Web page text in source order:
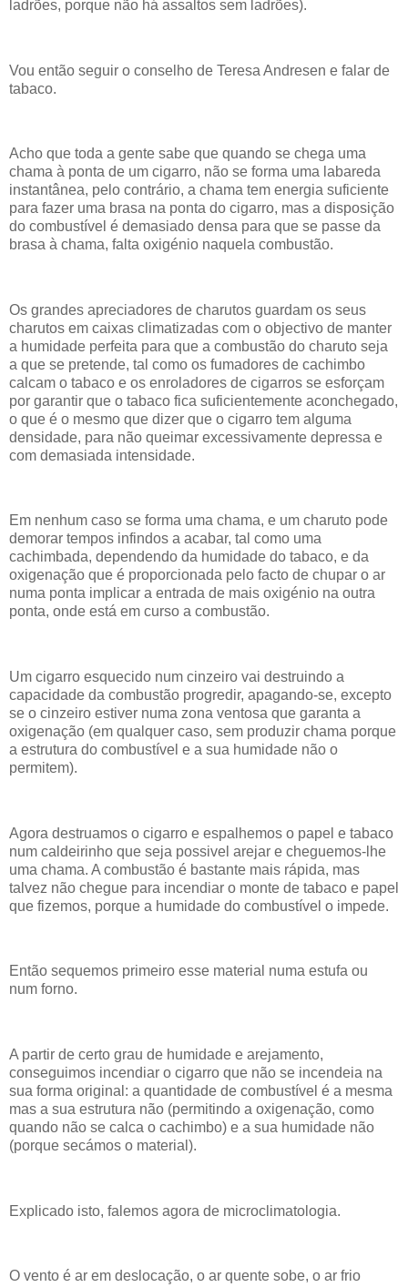
ladrões, porque não há assaltos sem ladrões).
Vou então seguir o conselho de Teresa Andresen e falar de
tabaco.
Acho que toda a gente sabe que quando se chega uma
chama à ponta de um cigarro, não se forma uma labareda
instantânea, pelo contrário, a chama tem energia suficiente
para fazer uma brasa na ponta do cigarro, mas a disposição
do combustível é demasiado densa para que se passe da
brasa à chama, falta oxigénio naquela combustão.
Os grandes apreciadores de charutos guardam os seus
charutos em caixas climatizadas com o objectivo de manter
a humidade perfeita para que a combustão do charuto seja
a que se pretende, tal como os fumadores de cachimbo
calcam o tabaco e os enroladores de cigarros se esforçam
por garantir que o tabaco fica suficientemente aconchegado,
o que é o mesmo que dizer que o cigarro tem alguma
densidade, para não queimar excessivamente depressa e
com demasiada intensidade.
Em nenhum caso se forma uma chama, e um charuto pode
demorar tempos infindos a acabar, tal como uma
cachimbada, dependendo da humidade do tabaco, e da
oxigenação que é proporcionada pelo facto de chupar o ar
numa ponta implicar a entrada de mais oxigénio na outra
ponta, onde está em curso a combustão.
Um cigarro esquecido num cinzeiro vai destruindo a
capacidade da combustão progredir, apagando-se, excepto
se o cinzeiro estiver numa zona ventosa que garanta a
oxigenação (em qualquer caso, sem produzir chama porque
a estrutura do combustível e a sua humidade não o
permitem).
Agora destruamos o cigarro e espalhemos o papel e tabaco
num caldeirinho que seja possivel arejar e cheguemos-lhe
uma chama. A combustão é bastante mais rápida, mas
talvez não chegue para incendiar o monte de tabaco e papel
que fizemos, porque a humidade do combustível o impede.
Então sequemos primeiro esse material numa estufa ou
num forno.
A partir de certo grau de humidade e arejamento,
conseguimos incendiar o cigarro que não se incendeia na
sua forma original: a quantidade de combustível é a mesma
mas a sua estrutura não (permitindo a oxigenação, como
quando não se calca o cachimbo) e a sua humidade não
(porque secámos o material).
Explicado isto, falemos agora de microclimatologia.
O vento é ar em deslocação, o ar quente sobe, o ar frio